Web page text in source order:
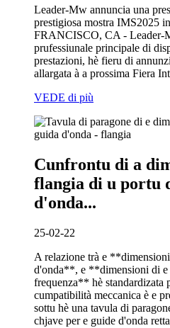
Leader-Mw annuncia una
prestigiosa mostra IMS2025
FRANCISCO, CA - Leader-
prufessiunale principale di
prestazioni, hè fieru di
allargata à a prossima Fiera
VEDE di più
Cunfrontu di a
flangia di u portu
d'onda...
25-02-22
A relazione trà e
d'onda**, e **dimensioni di
frequenza** hè standardizata
cumpatibilità meccanica è e
sottu hè una tavula di
chjave per e guide d'onda